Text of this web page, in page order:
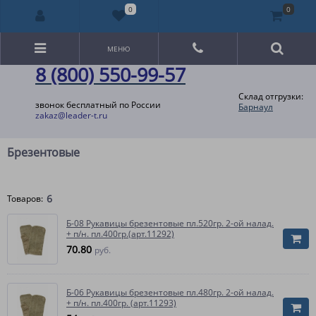
8 (800) 550-99-57
звонок бесплатный по России
zakaz@leader-t.ru
Склад отгрузки:
Барнаул
МЕНЮ
Брезентовые
Товаров: 6
Б-08 Рукавицы брезентовые пл.520гр. 2-ой налад.
+ п/н. пл.400гр.(арт.11292)
70.80 руб.
Б-06 Рукавицы брезентовые пл.480гр. 2-ой налад.
+ п/н. пл.400гр. (арт.11293)
0 0